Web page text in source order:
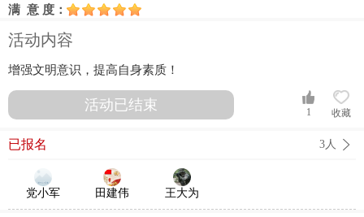
满 意 度：
活动内容
增强文明意识，提高自身素质！
活动已结束 收藏
1
已报名 3人
党小军 田建伟 王大为